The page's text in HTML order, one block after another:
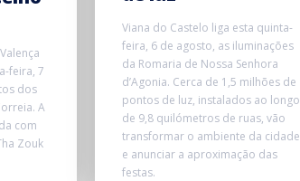
feira, 7
dos
A
com
Zouk
Viana do Castelo liga esta quinta-
feira, 6 de agosto, as iluminações
da Romaria de Nossa Senhora
d’Agonia. Cerca de 1,5 milhões de
pontos de luz, instalados ao longo
de 9,8 quilómetros de ruas, vão
transformar o ambiente da cidade
e anunciar a aproximação das
festas.